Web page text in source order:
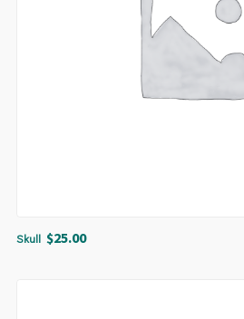
Skull $25.00